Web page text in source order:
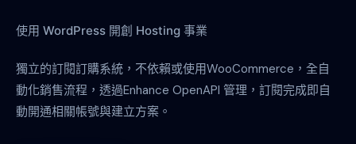
使用 WordPress 開創 Hosting 事業
獨立的訂閱訂購系統，不依賴或使用WooCommerce，全自
動化銷售流程，透過Enhance OpenAPI 管理，訂閱完成即自
動開通相關帳號與建立方案。